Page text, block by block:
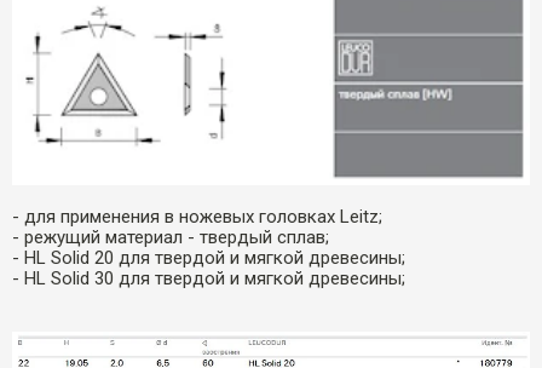
- для применения в ножевых головках Leitz;
- режущий материал - твердый сплав;
- HL Solid 20 для твердой и мягкой древесины;
- HL Solid 30 для твердой и мягкой древесины;